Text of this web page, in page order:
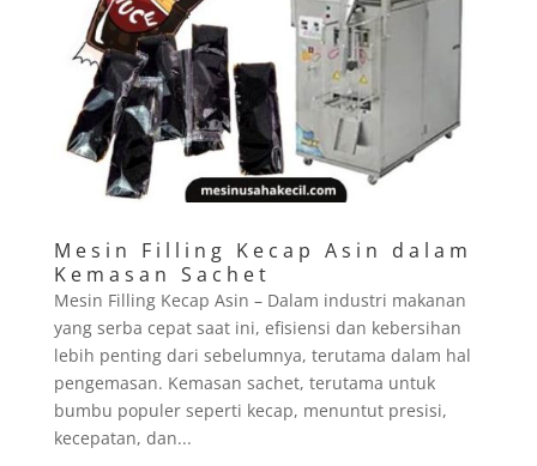
Mesin Filling Kecap Asin dalam
Kemasan Sachet
Mesin Filling Kecap Asin – Dalam industri makanan
yang serba cepat saat ini, efisiensi dan kebersihan
lebih penting dari sebelumnya, terutama dalam hal
pengemasan. Kemasan sachet, terutama untuk
bumbu populer seperti kecap, menuntut presisi,
kecepatan, dan...